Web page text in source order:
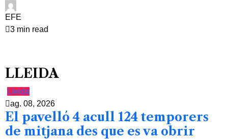
EFE
3 min read
LLEIDA
Lleida
ag. 08, 2026
El pavelló 4 acull 124 temporers
de mitjana des que es va obrir